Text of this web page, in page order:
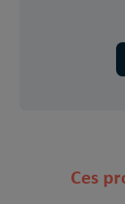
Ces